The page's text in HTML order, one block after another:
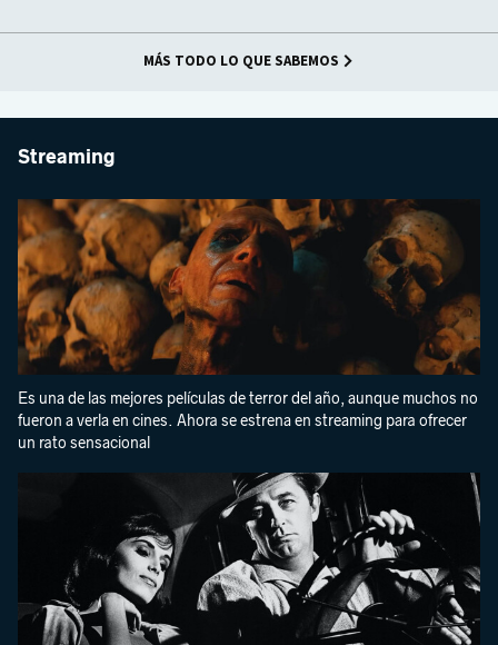
MÁS TODO LO QUE SABEMOS
Streaming
Es una de las mejores películas de terror del año, aunque muchos no
fueron a verla en cines. Ahora se estrena en streaming para ofrecer
un rato sensacional